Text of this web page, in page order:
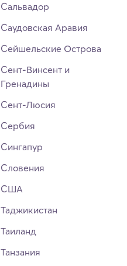
Сальвадор
Саудовская Аравия
Сейшельские Острова
Сент-Винсент и
Гренадины
Сент-Люсия
Сербия
Сингапур
Словения
США
Таджикистан
Таиланд
Танзания